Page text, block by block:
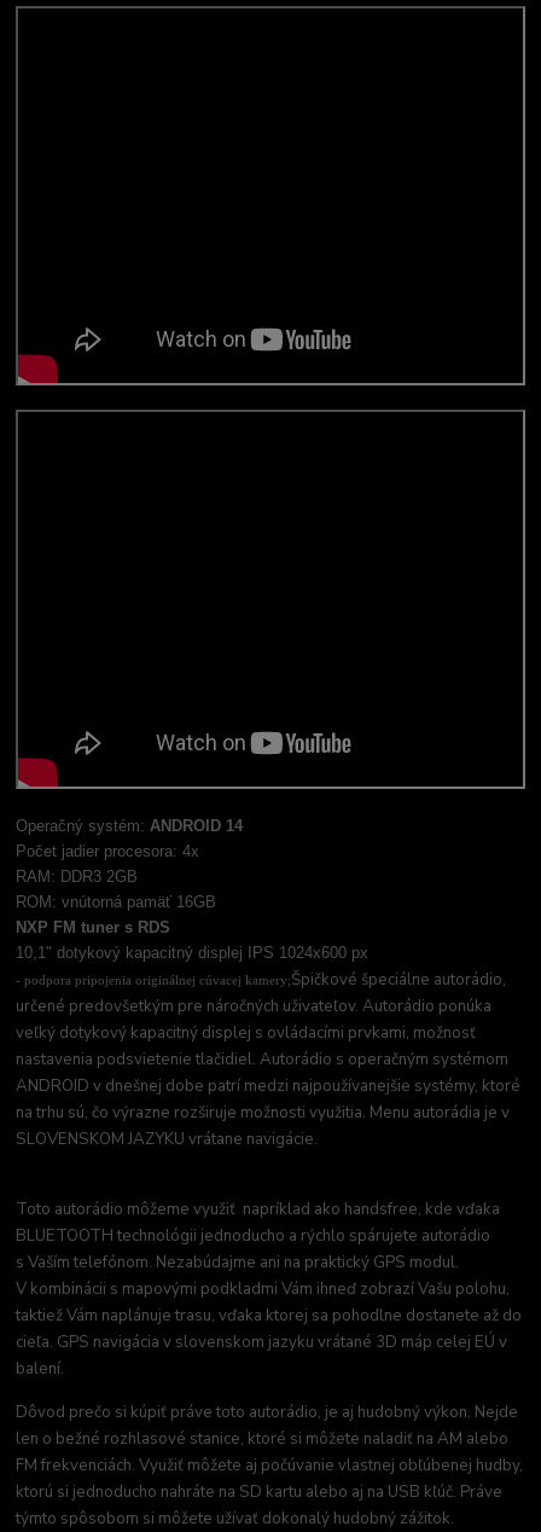
Operačný systém:ANDROID 14
Počet jadier procesora: 4x
RAM: DDR3 2GB
ROM: vnútorná pamäť 16GB
NXP FM tuner s RDS
10,1" dotykový kapacitný displej IPS 1024x600 px
- podpora pripojenia originálnej cúvacej kamery;Špičkové špeciálne autorádio,
určené predovšetkým pre náročných uživateľov. Autorádio ponúka
veľký dotykový kapacitný displej s ovládacími prvkami, možnosť
nastavenia podsvietenie tlačidiel. Autorádio s operačným systémom
ANDROID v dnešnej dobe patrí medzi najpoužívanejšie systémy, ktoré
na trhu sú, čo výrazne rozširuje možnosti využitia. Menu autorádia je v
SLOVENSKOM JAZYKU vrátane navigácie.
Toto autorádio môžeme využiť napríklad ako handsfree, kde vďaka
BLUETOOTH technológii jednoducho a rýchlo spárujete autorádio
s Vaším telefónom. Nezabúdajme ani na praktický GPS modul.
V kombinácii s mapovými podkladmi Vám ihneď zobrazí Vašu polohu,
taktiež Vám naplánuje trasu, vďaka ktorej sa pohodlne dostanete až do
cieľa. GPS navigácia v slovenskom jazyku vrátané 3D máp celej EÚ v
balení.
Dôvod prečo si kúpiť práve toto autorádio, je aj hudobný výkon. Nejde
len o bežné rozhlasové stanice, ktoré si môžete naladiť na AM alebo
FM frekvenciách. Využiť môžete aj počúvanie vlastnej obľúbenej hudby,
ktorú si jednoducho nahráte na SD kartu alebo aj na USB kľúč. Práve
týmto spôsobom si môžete užívať dokonalý hudobný zážitok.